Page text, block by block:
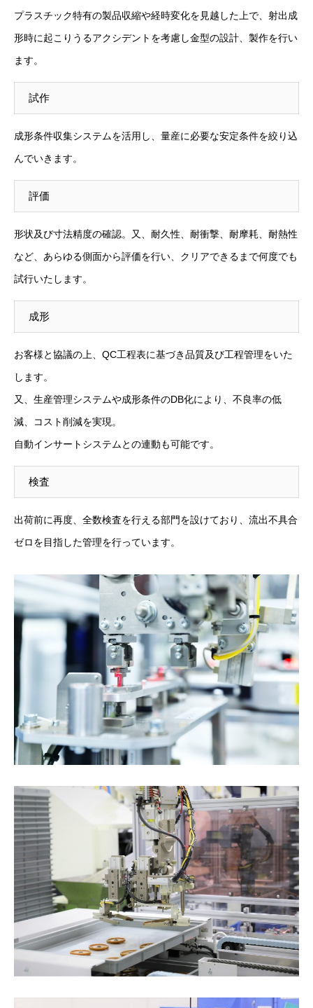
プラスチック特有の製品収縮や経時変化を見越した上で、射出成
形時に起こりうるアクシデントを考慮し金型の設計、製作を行い
ます。
試作
成形条件収集システムを活用し、量産に必要な安定条件を絞り込
んでいきます。
評価
形状及び寸法精度の確認。又、耐久性、耐衝撃、耐摩耗、耐熱性
など、あらゆる側面から評価を行い、クリアできるまで何度でも
試行いたします。
成形
お客様と協議の上、QC工程表に基づき品質及び工程管理をいた
します。
又、生産管理システムや成形条件のDB化により、不良率の低
減、コスト削減を実現。
自動インサートシステムとの連動も可能です。
検査
出荷前に再度、全数検査を行える部門を設けており、流出不具合
ゼロを目指した管理を行っています。